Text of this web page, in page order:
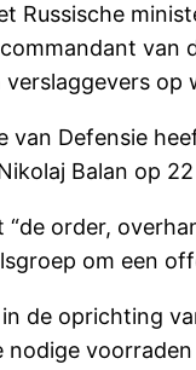
Russische
van
op
van Defensie
Balan op
order,
om een
de oprichting
nodige